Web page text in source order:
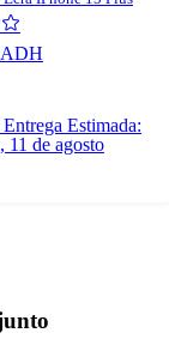
Entrega Estimada:
11 de agosto